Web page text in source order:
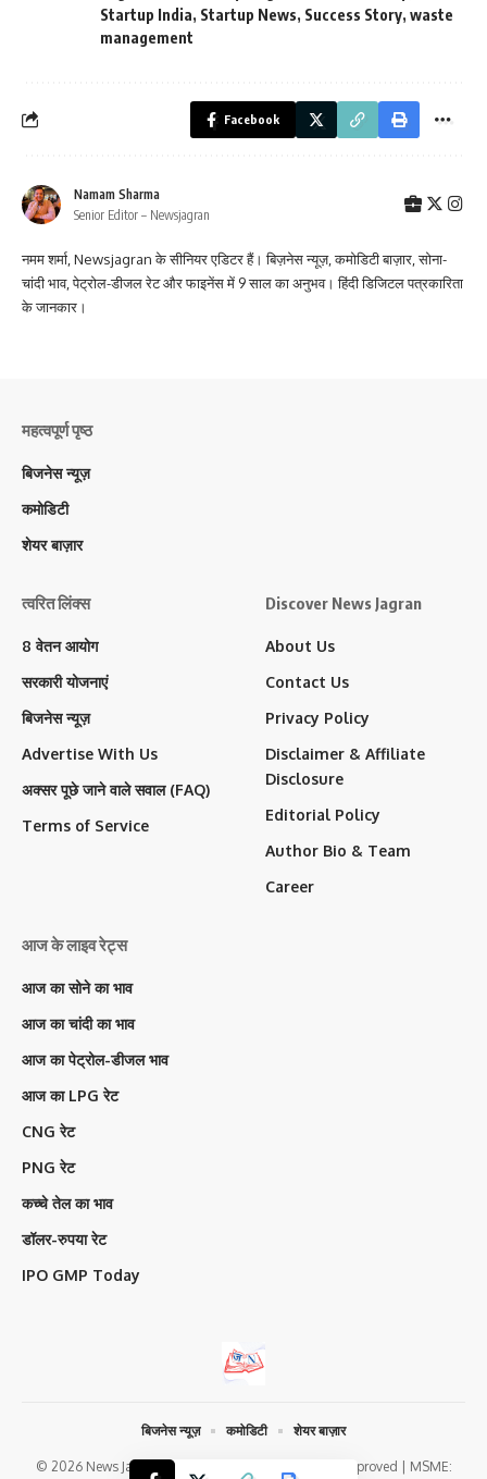
Startup India, Startup News, Success Story, waste
management
Facebook
Namam Sharma
Senior Editor – Newsjagran
नमम शर्मा, Newsjagran के सीनियर एडिटर हैं। बिज़नेस न्यूज़, कमोडिटी बाज़ार, सोना-
चांदी भाव, पेट्रोल-डीजल रेट और फाइनेंस में 9 साल का अनुभव। हिंदी डिजिटल पत्रकारिता
के जानकार।
महत्वपूर्ण पृष्ठ
बिजनेस न्यूज़
कमोडिटी
शेयर बाज़ार
त्वरित लिंक्स
8 वेतन आयोग
सरकारी योजनाएं
बिजनेस न्यूज़
Advertise With Us
अक्सर पूछे जाने वाले सवाल (FAQ)
Terms of Service
Discover News Jagran
About Us
Contact Us
Privacy Policy
Disclaimer & Affiliate
Disclosure
Editorial Policy
Author Bio & Team
Career
आज के लाइव रेट्स
आज का सोने का भाव
आज का चांदी का भाव
आज का पेट्रोल-डीजल भाव
आज का LPG रेट
CNG रेट
PNG रेट
कच्चे तेल का भाव
डॉलर-रुपया रेट
IPO GMP Today
© 2026 News Jagran Digital Media | Google News Approved | MSME:
बिजनेस न्यूज़ कमोडिटी शेयर बाज़ार